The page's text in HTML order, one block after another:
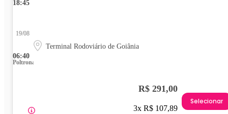
18:45
06:40
19/08
Terminal Rodoviário de Goiânia
Poltrona
R$ 291,00
3x R$ 107,89
Selecionar